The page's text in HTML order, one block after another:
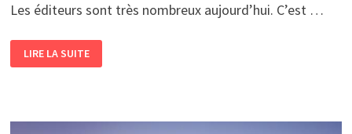
Les éditeurs sont très nombreux aujourd’hui. C’est …
SONT
LES
?
LIRE LA SUITE